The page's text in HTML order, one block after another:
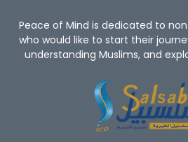
Peace of Mind is dedicated to
who would like to start their
understanding Muslims, and